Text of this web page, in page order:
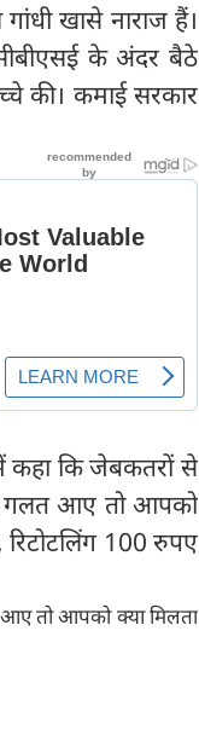
खासे नाराज हैं।
के अंदर बैठे
की। कमाई सरकार
कहा कि जेबकतरों से
गलत आए तो आपको
100 रुपए
तो आपको क्या मिलता